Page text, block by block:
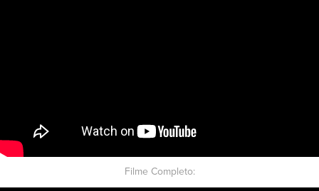
Filme Completo: